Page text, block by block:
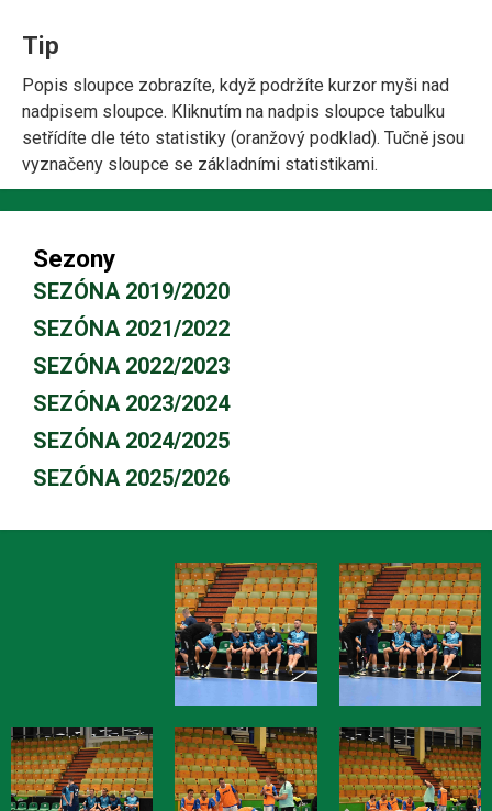
Tip
Popis sloupce zobrazíte, když podržíte kurzor myši nad
nadpisem sloupce. Kliknutím na nadpis sloupce tabulku
setřídíte dle této statistiky (oranžový podklad). Tučně jsou
vyznačeny sloupce se základními statistikami.
Sezony
SEZÓNA 2019/2020
SEZÓNA 2021/2022
SEZÓNA 2022/2023
SEZÓNA 2023/2024
SEZÓNA 2024/2025
SEZÓNA 2025/2026